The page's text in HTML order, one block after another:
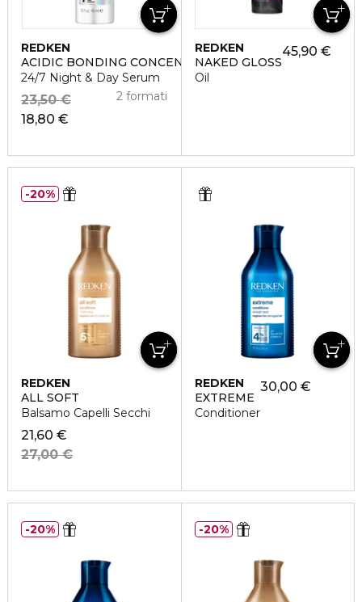
REDKEN
ACIDIC BONDING CONCENTRATE
24/7 Night & Day Serum
18,80 €
23,50 € 2 formati
REDKEN
NAKED GLOSS
Oil
45,90 €
REDKEN
ALL SOFT
Balsamo Capelli Secchi
21,60 €
27,00 €
20%
REDKEN
EXTREME
Conditioner
30,00 €
20% 20%